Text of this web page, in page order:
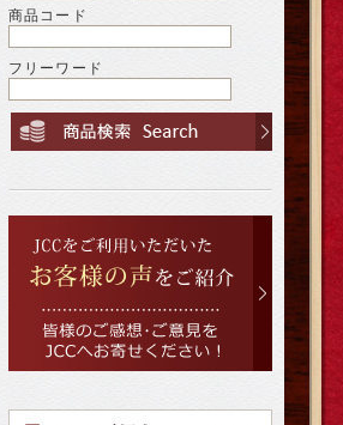
商品コード
フリーワード